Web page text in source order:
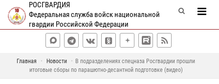
РОСГВАРДИЯ
Федеральная служба войск национальной
гвардии Российской Федерации
Главная Новости
В подразделениях спецназа Росгвардии прошли
итоговые сборы по парашютно-десантной подготовке (видео)